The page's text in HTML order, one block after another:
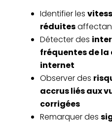
Identifier les
réduites
Détecter des
fréquentes de la
internet
Observer des
accrus liés aux
corrigées
Remarquer des